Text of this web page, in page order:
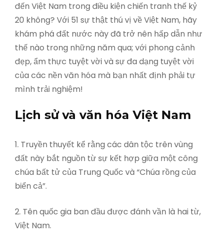
đến Việt Nam trong điều kiện chiến tranh thế kỷ
20 không? Với 51 sự thật thú vị về Việt Nam, hãy
khám phá đất nước này đã trở nên hấp dẫn như
thế nào trong những năm qua; với phong cảnh
đẹp, ẩm thực tuyệt vời và sự đa dạng tuyệt vời
của các nền văn hóa mà bạn nhất định phải tự
mình trải nghiệm!
Lịch sử và văn hóa Việt Nam
1. Truyền thuyết kể rằng các dân tộc trên vùng
đất này bắt nguồn từ sự kết hợp giữa một công
chúa bất tử của Trung Quốc và “Chúa rồng của
biển cả”.
2. Tên quốc gia ban đầu được đánh vần là hai từ,
Việt Nam.